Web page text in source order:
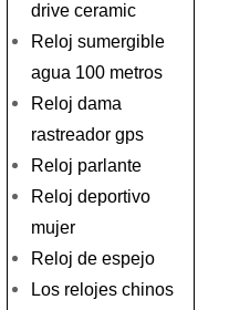
drive ceramic
Reloj sumergible
agua 100 metros
Reloj dama
rastreador gps
Reloj parlante
Reloj deportivo
mujer
Reloj de espejo
Los relojes chinos